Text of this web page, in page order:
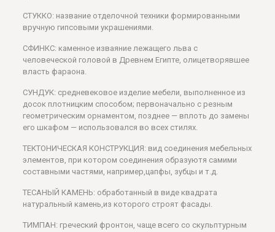
СТУККО: название отделочной техники формированными
вручную гипсовыми украшениями.
СФИНКС: каменное изваяние лежащего льва с
человеческой головой в Древнем Египте, олицетворявшее
власть фараона.
СУНДУК: средневековое изделие мебели, выполненное из
досок плотницким способом; первоначально с резным
геометрическим орнаментом, позднее — вплоть до замены
его шкафом — использовался во всех стилях.
ТЕКТОНИЧЕСКАЯ КОНСТРУКЦИЯ: вид соединения мебельных
элементов, при котором соединения образуютя самими
составными частями, например,цапфы, зубцы и т.д.
ТЕСАНЫЙ КАМЕНЬ: обработанный в виде квадрата
натуральный камень,из которого строят фасады.
ТИМПАН: греческий фронтон, чаще всего со скульптурным